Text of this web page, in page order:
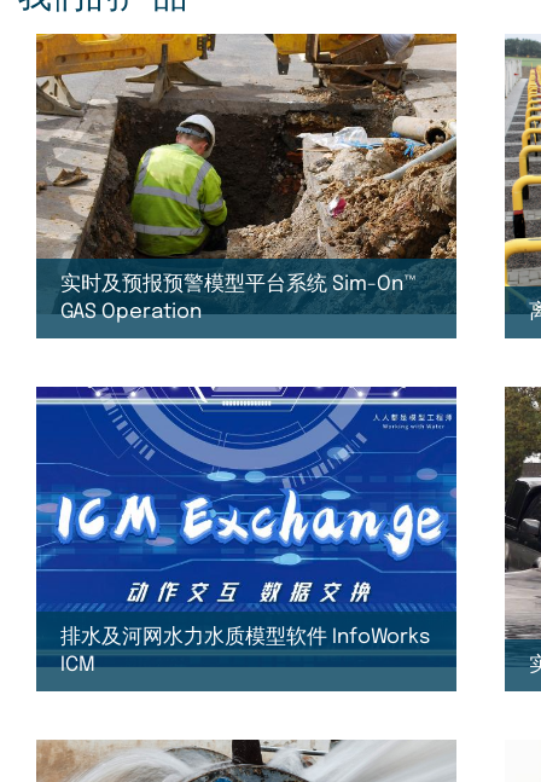
实时及预报预警模型平台系统 Sim-On™
GAS Operation
排水及河网水力水质模型软件 InfoWorks
ICM